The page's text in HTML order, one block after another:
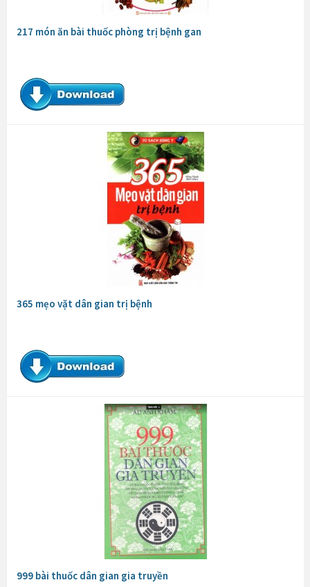
217 món ăn bài thuốc phòng trị bệnh gan
365 mẹo vặt dân gian trị bệnh
999 bài thuốc dân gian gia truyền